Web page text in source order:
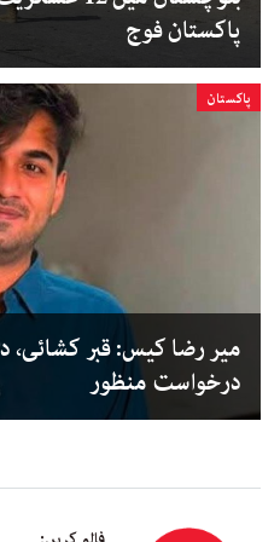
پاکستان فوج
پاکستان
میر رضا کیس: قبر کشائی،
درخواست منظور